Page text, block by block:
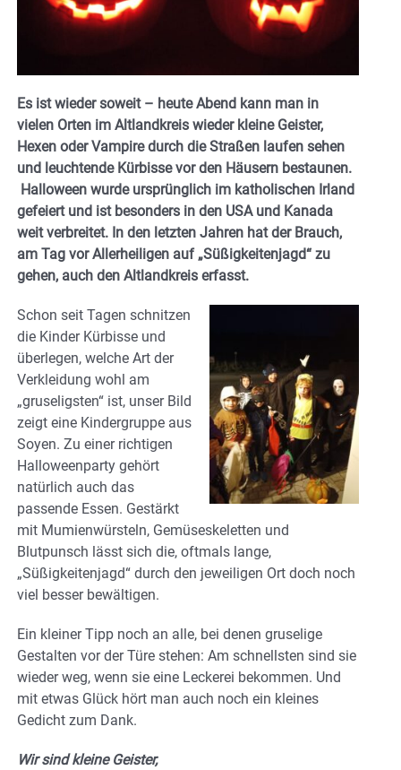
Es ist wieder soweit – heute Abend kann man in
vielen Orten im Altlandkreis wieder kleine Geister,
Hexen oder Vampire durch die Straßen laufen sehen
und leuchtende Kürbisse vor den Häusern bestaunen.
Halloween wurde ursprünglich im katholischen Irland
gefeiert und ist besonders in den USA und Kanada
weit verbreitet. In den letzten Jahren hat der Brauch,
am Tag vor Allerheiligen auf „Süßigkeitenjagd“ zu
gehen, auch den Altlandkreis erfasst.
Schon seit Tagen schnitzen
die Kinder Kürbisse und
überlegen, welche Art der
Verkleidung wohl am
„gruseligsten“ ist, unser Bild
zeigt eine Kindergruppe aus
Soyen. Zu einer richtigen
Halloweenparty gehört
natürlich auch das
passende Essen. Gestärkt
mit Mumienwürsteln, Gemüseskeletten und
Blutpunsch lässt sich die, oftmals lange,
„Süßigkeitenjagd“ durch den jeweiligen Ort doch noch
viel besser bewältigen.
Ein kleiner Tipp noch an alle, bei denen gruselige
Gestalten vor der Türe stehen: Am schnellsten sind sie
wieder weg, wenn sie eine Leckerei bekommen. Und
mit etwas Glück hört man auch noch ein kleines
Gedicht zum Dank.
Wir sind kleine Geister,